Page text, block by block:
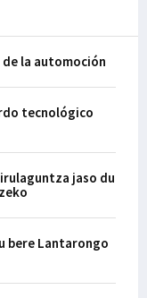
la automoción
tecnológico
jaso du
bere Lantarongo